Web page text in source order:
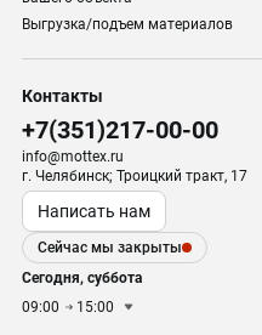
Выгрузка/подъем материалов
Контакты
+7(351)217-00-00
info@mottex.ru
г. Челябинск; Троицкий тракт, 17
Написать нам
Сейчас мы закрыты
Сегодня, суббота
09:00
15:00